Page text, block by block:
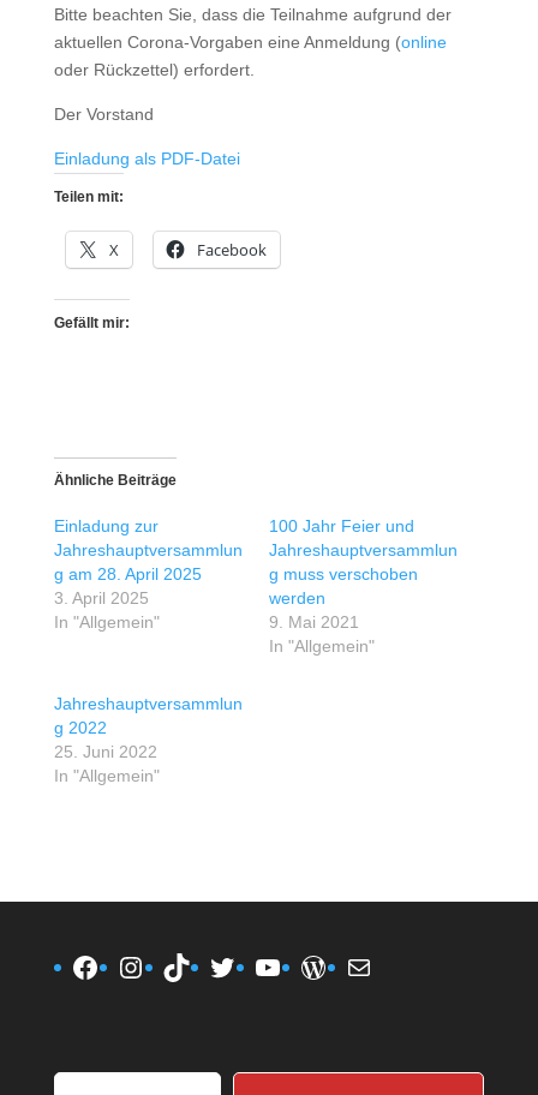
Bitte beachten Sie, dass die Teilnahme aufgrund der
aktuellen Corona-Vorgaben eine Anmeldung (online
oder Rückzettel) erfordert.
Der Vorstand
Einladung als PDF-Datei
Teilen mit:
X Facebook
Gefällt mir:
Ähnliche Beiträge
Einladung zur
Jahreshauptversammlun
g am 28. April 2025
3. April 2025
In "Allgemein"
100 Jahr Feier und
Jahreshauptversammlun
g muss verschoben
werden
9. Mai 2021
In "Allgemein"
Jahreshauptversammlun
g 2022
25. Juni 2022
In "Allgemein"
Facebook
Instagram
TikTokTwitterYouTube
WordPress
E-Mail